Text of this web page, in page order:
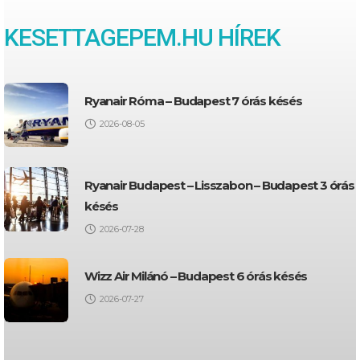
KESETTAGEPEM.HU HÍREK
Ryanair Róma – Budapest 7 órás késés
2026-08-05
Ryanair Budapest – Lisszabon – Budapest 3 órás
késés
2026-07-28
Wizz Air Milánó – Budapest 6 órás késés
2026-07-27